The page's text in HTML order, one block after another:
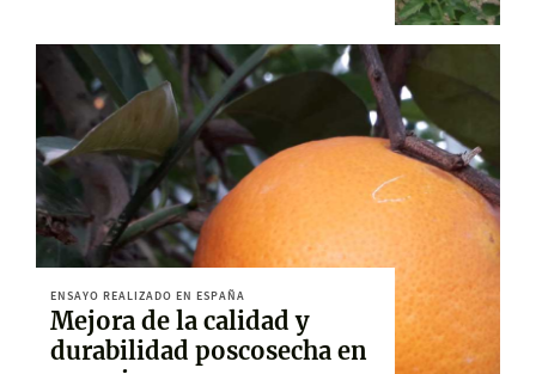
ENSAYO REALIZADO EN ESPAÑA
Mejora de la calidad y
durabilidad poscosecha en